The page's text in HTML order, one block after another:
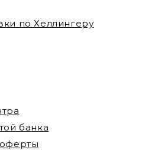
по Хеллингеру
банка